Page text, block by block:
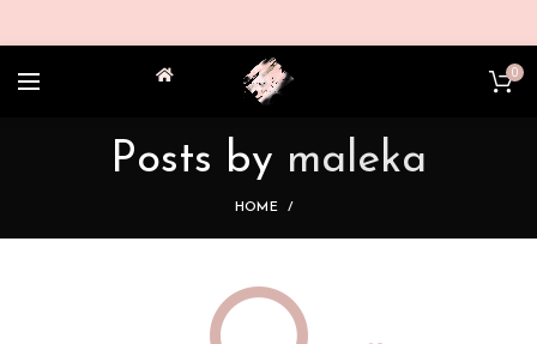
0
Posts by maleka
HOME